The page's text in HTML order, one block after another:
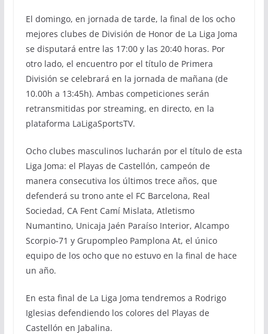
El domingo, en jornada de tarde, la final de los ocho
mejores clubes de División de Honor de La Liga Joma
se disputará entre las 17:00 y las 20:40 horas. Por
otro lado, el encuentro por el título de Primera
División se celebrará en la jornada de mañana (de
10.00h a 13:45h). Ambas competiciones serán
retransmitidas por streaming, en directo, en la
plataforma LaLigaSportsTV.
Ocho clubes masculinos lucharán por el título de esta
Liga Joma: el Playas de Castellón, campeón de
manera consecutiva los últimos trece años, que
defenderá su trono ante el FC Barcelona, Real
Sociedad, CA Fent Camí Mislata, Atletismo
Numantino, Unicaja Jaén Paraíso Interior, Alcampo
Scorpio-71 y Grupompleo Pamplona At, el único
equipo de los ocho que no estuvo en la final de hace
un año.
En esta final de La Liga Joma tendremos a Rodrigo
Iglesias defendiendo los colores del Playas de
Castellón en Jabalina.